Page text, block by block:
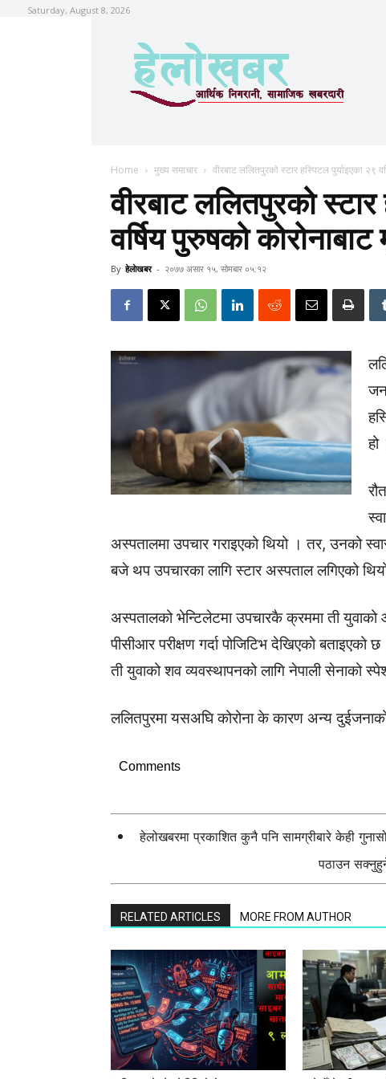
Saturday, August 8, 2026
Home मुख्य समाचार वीरबाट ललितपुरको स्टार हस्पिटल पुर्याइएका २९
वीरबाट ललितपुरको स्टार
वर्षिय पुरुषको कोरोनाबाट
By हेलाेखबर - २०७७ असार १५, सोमबार ०५:१२
हो
अस्पतालमा उपचार गराइएको थियो । तर, उनको
बजे थप उपचारका लागि स्टार अस्पताल लगिएको
अस्पतालको भेन्टिलेटमा उपचारकै क्रममा ती
पीसीआर परीक्षण गर्दा पोजिटिभ देखिएको बताइएको छ
ती युवाको शव व्यवस्थापनको लागि नेपाली सेनाको
ललितपुरमा यसअघि कोरोना के कारण अन्य
Comments
हेलोखबरमा प्रकाशित कुनै पनि सामग्रीबारे केही
पठाउन
RELATED ARTICLES MORE FROM AUTHOR